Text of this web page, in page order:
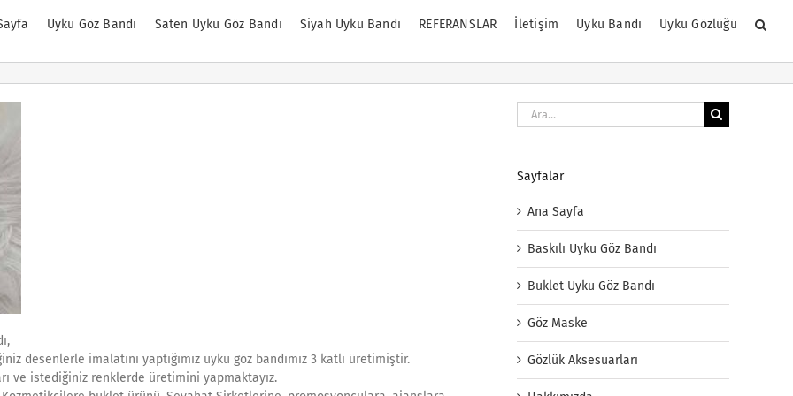
Uyku Göz Bandı Saten Uyku Göz Bandı Siyah Uyku Bandı REFERANSLAR İletişim Uyku Bandı Uyku Gözlüğü
desenlerle imalatını yaptığımız uyku göz bandımız 3 katlı üretimiştir.
ve istediğiniz renklerde üretimini yapmaktayız.
Ara:
Sayfalar
Ana Sayfa
Baskılı Uyku Göz Bandı
Buklet Uyku Göz Bandı
Göz Maske
Gözlük Aksesuarları